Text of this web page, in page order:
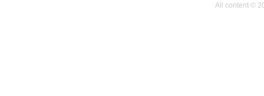
All content ©